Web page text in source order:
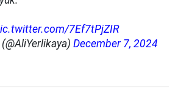
7Ef7tPjZIR
December 7, 2024